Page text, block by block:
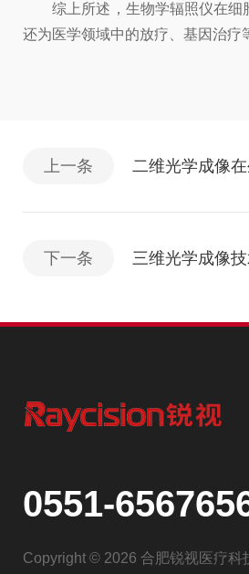
综上所述，生物学辐照仪在细胞
还为医学领域中的放疗、基因治疗
上一条 二维光学成像
下一条 三维光学成像
0551-
Copyright © 2026 合肥锐视医疗科